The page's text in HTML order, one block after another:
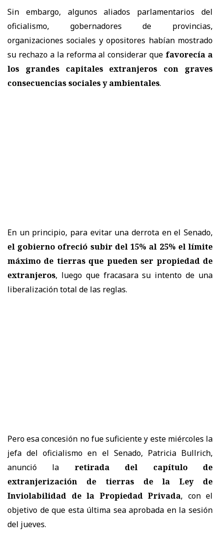
Sin embargo, algunos aliados parlamentarios del
oficialismo, gobernadores de provincias,
organizaciones sociales y opositores habían mostrado
su rechazo a la reforma al considerar que favorecía a
los grandes capitales extranjeros con graves
consecuencias sociales y ambientales.
En un principio, para evitar una derrota en el Senado,
el gobierno ofreció subir del 15% al 25% el límite
máximo de tierras que pueden ser propiedad de
extranjeros, luego que fracasara su intento de una
liberalización total de las reglas.
Pero esa concesión no fue suficiente y este miércoles la
jefa del oficialismo en el Senado, Patricia Bullrich,
anunció la retirada del capítulo de
extranjerización de tierras de la Ley de
Inviolabilidad de la Propiedad Privada, con el
objetivo de que esta última sea aprobada en la sesión
del jueves.